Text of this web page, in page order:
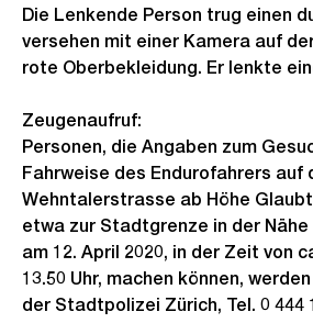
Die Lenkende Person trug einen
versehen mit einer Kamera auf
rote Oberbekleidung. Er lenkte
Zeugenaufruf:
Personen, die Angaben zum
Fahrweise des Endurofahrers auf
Wehntalerstrasse ab Höhe
etwa zur Stadtgrenze in der
am 12. April 2020, in der Zeit von
13.50 Uhr, machen können,
der Stadtpolizei Zürich, Tel. 0 444